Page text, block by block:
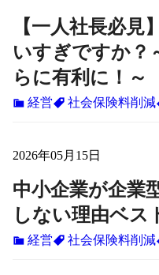
【一人社長必見
いすぎですか？
らに有利に！～
経営 社会保険料削減
2026年05月15日
中小企業が企業
しない理由ベス
経営 社会保険料削減